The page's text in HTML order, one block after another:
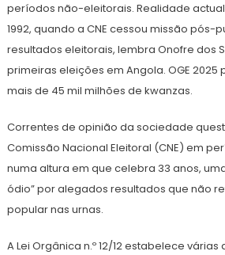
períodos não-eleitorais. Realidade
1992, quando a CNE cessou missão pós-
resultados eleitorais, lembra Onofre dos
primeiras eleições em Angola. OGE 2025
mais de 45 mil milhões de kwanzas.
Correntes de opinião da sociedade
Comissão Nacional Eleitoral (CNE) em
numa altura em que celebra 33 anos,
ódio” por alegados resultados que não
popular nas urnas.
A Lei Orgânica n.º 12/12 estabelece